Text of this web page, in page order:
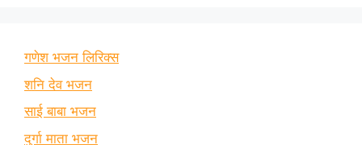
गणेश भजन लिरिक्स
शनि देव भजन
साई बाबा भजन
दुर्गा माता भजन